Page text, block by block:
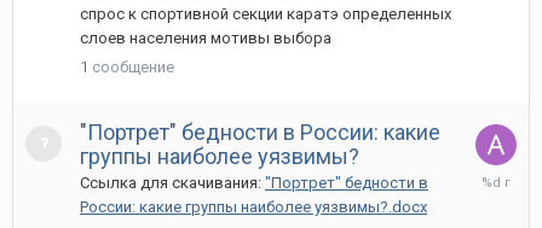
спрос к спортивной секции каратэ определенных
слоев населения мотивы выбора
1 сообщение
"Портрет" бедности в России: какие
группы наиболее уязвимы?
Ссылка для скачивания: "Портрет" бедности в
России: какие группы наиболее уязвимы?.docx
26